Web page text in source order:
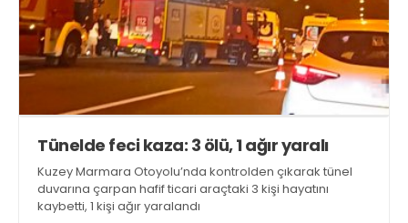
Tünelde feci kaza: 3 ölü, 1 ağır yaralı
Kuzey Marmara Otoyolu’nda kontrolden çıkarak tünel
duvarına çarpan hafif ticari araçtaki 3 kişi hayatını
kaybetti, 1 kişi ağır yaralandı